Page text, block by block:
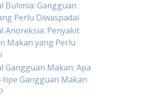
Bulimia: Gangguan
Perlu Diwaspadai
Anoreksia: Penyakit
Makan yang Perlu
Gangguan Makan: Apa
tipe Gangguan Makan